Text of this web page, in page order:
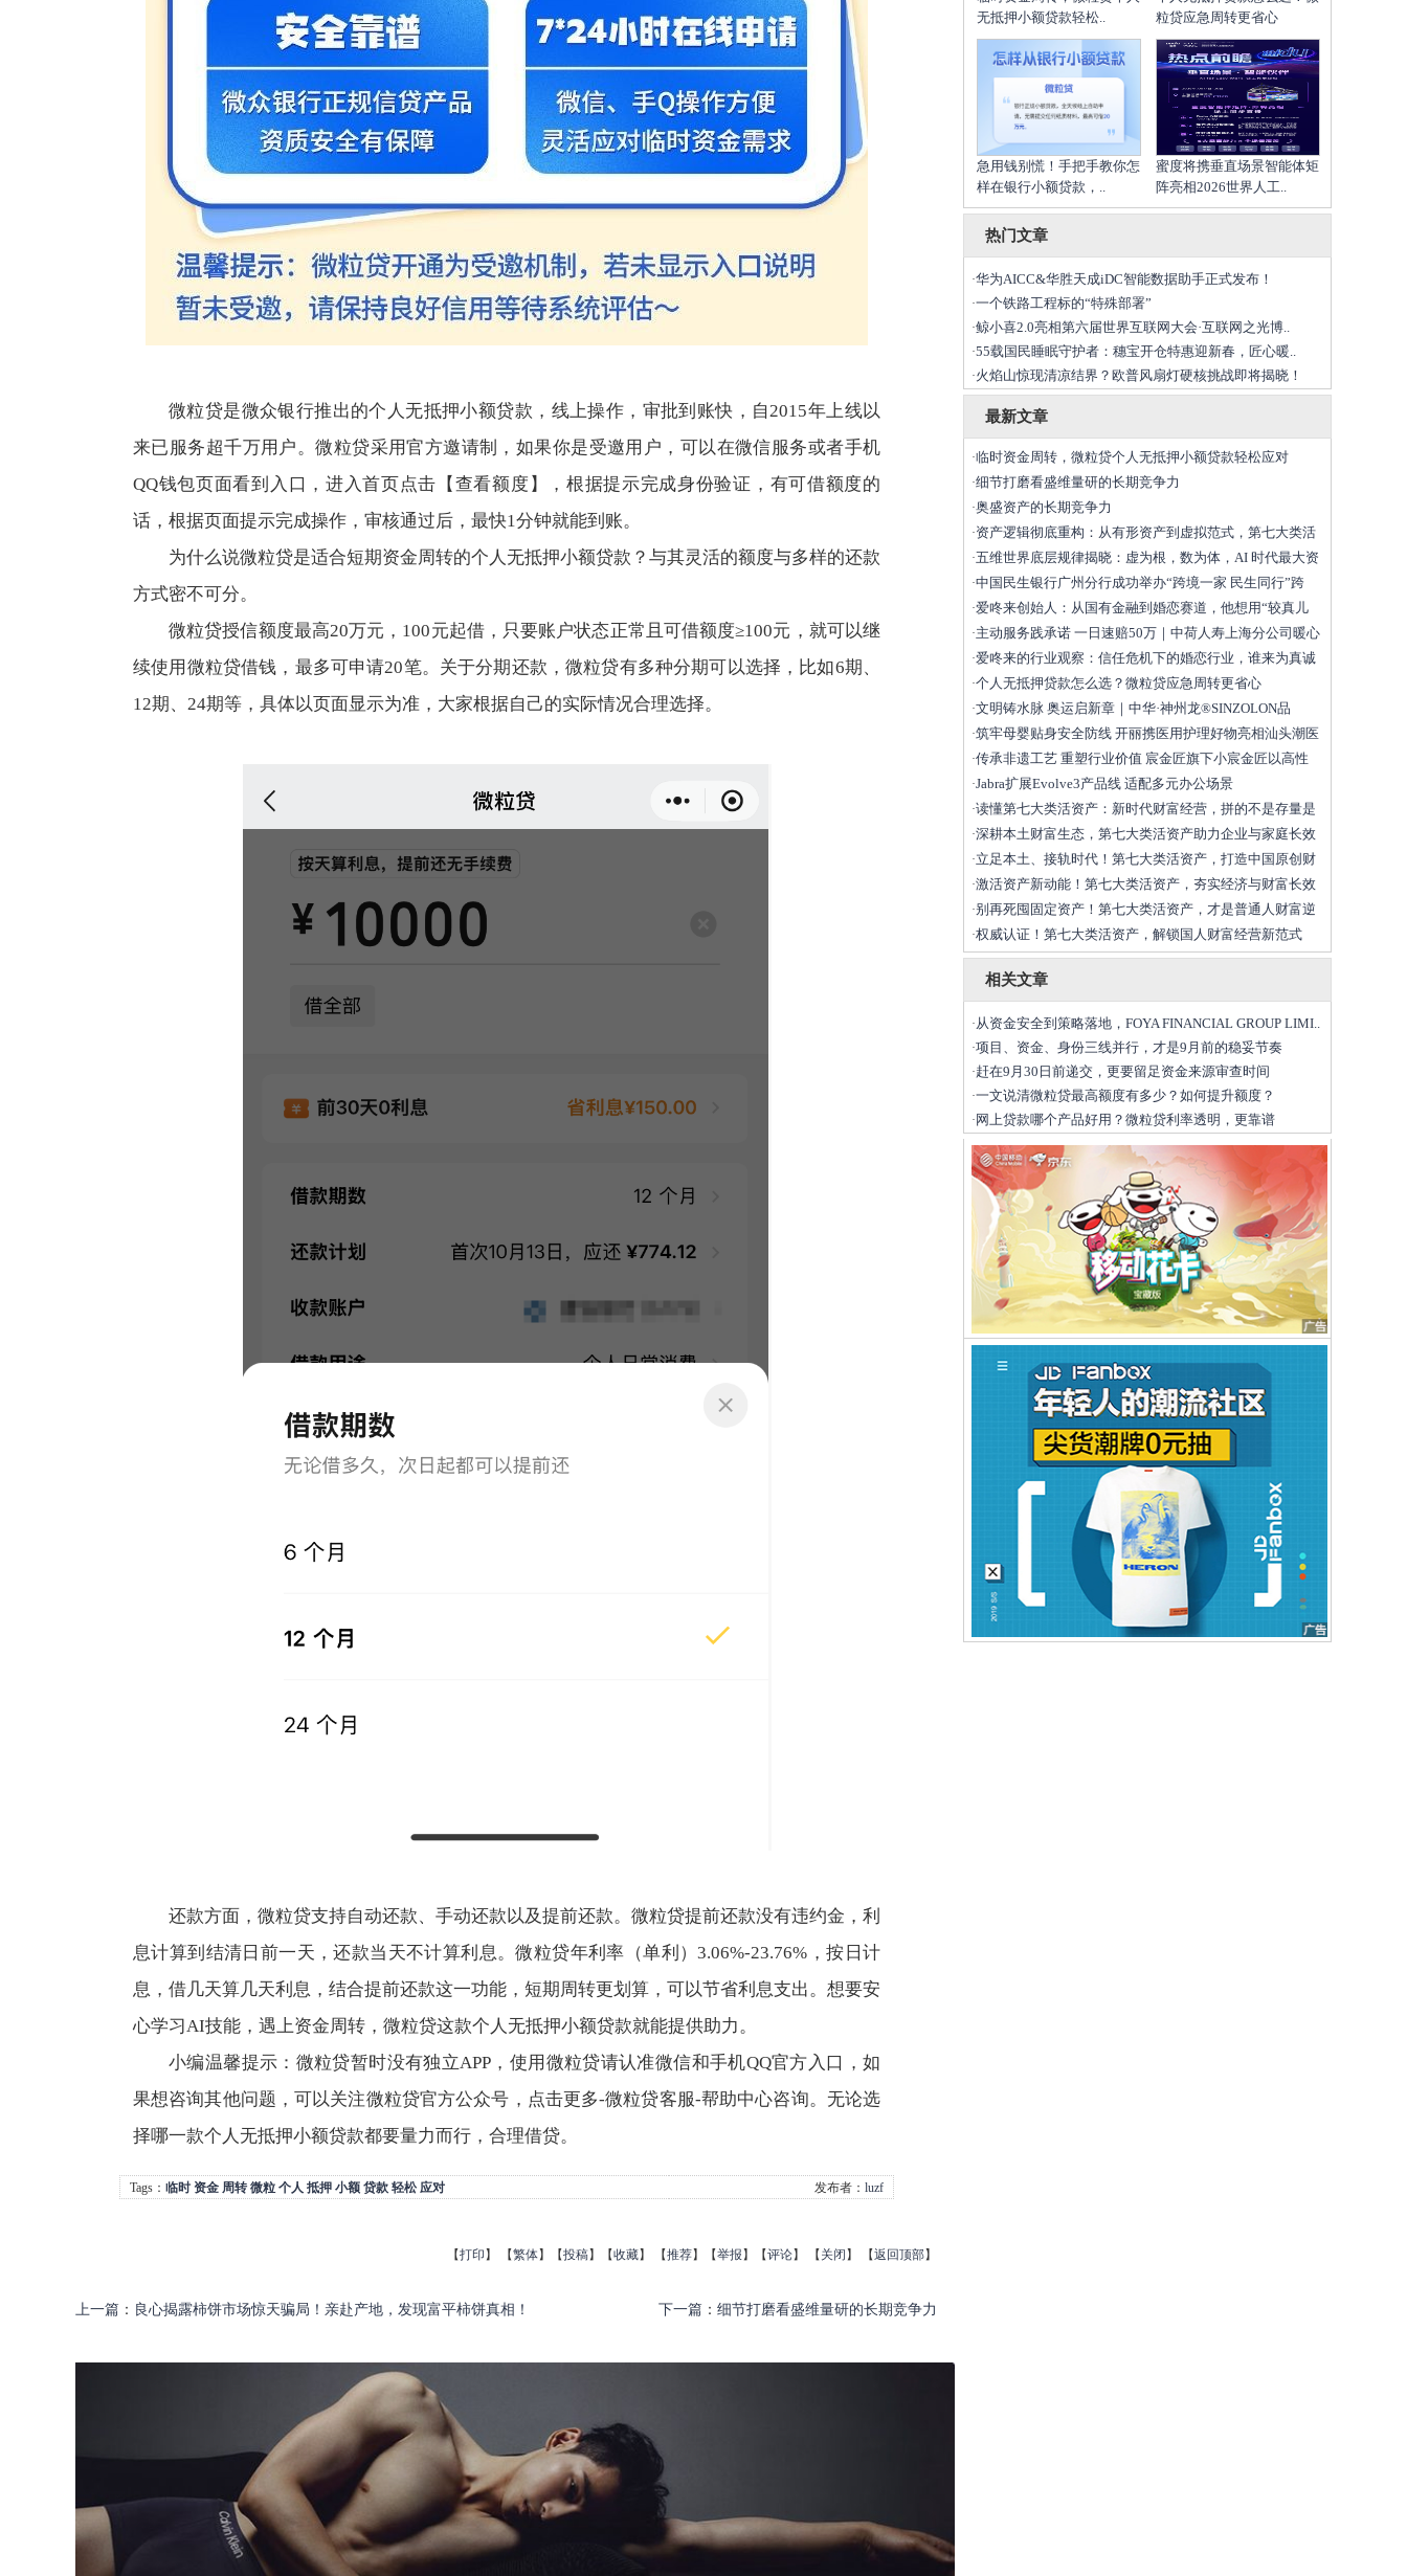
微粒贷是微众银行推出的个人无抵押小额贷款，线上操作，审批到账快，自2015年上线以
来已服务超千万用户。微粒贷采用官方邀请制，如果你是受邀用户，可以在微信服务或者手机
QQ钱包页面看到入口，进入首页点击【查看额度】，根据提示完成身份验证，有可借额度的
话，根据页面提示完成操作，审核通过后，最快1分钟就能到账。
为什么说微粒贷是适合短期资金周转的个人无抵押小额贷款？与其灵活的额度与多样的还款
方式密不可分。
微粒贷授信额度最高20万元，100元起借，只要账户状态正常且可借额度≥100元，就可以继
续使用微粒贷借钱，最多可申请20笔。关于分期还款，微粒贷有多种分期可以选择，比如6期、
12期、24期等，具体以页面显示为准，大家根据自己的实际情况合理选择。
还款方面，微粒贷支持自动还款、手动还款以及提前还款。微粒贷提前还款没有违约金，利
息计算到结清日前一天，还款当天不计算利息。微粒贷年利率（单利）3.06%-23.76%，按日计
息，借几天算几天利息，结合提前还款这一功能，短期周转更划算，可以节省利息支出。想要安
心学习AI技能，遇上资金周转，微粒贷这款个人无抵押小额贷款就能提供助力。
小编温馨提示：微粒贷暂时没有独立APP，使用微粒贷请认准微信和手机QQ官方入口，如
果想咨询其他问题，可以关注微粒贷官方公众号，点击更多-微粒贷客服-帮助中心咨询。无论选
择哪一款个人无抵押小额贷款都要量力而行，合理借贷。
Tags： 临时 资金 周转 微粒 个人 抵押 小额 贷款 轻松 应对 发布者： luzf
【打印 】 【繁体】【投稿】【收藏】 【推荐】【举报 】【评论】 【 关闭 】 【返回顶部】
上一篇 ： 良心揭露柿饼市场惊天骗局！亲赴产地，发现富平柿饼真相！ 下一篇 ： 细节打磨看盛维量研的长期竞争力
无抵押小额贷款轻松..
粒贷应急周转更省心
急用钱别慌！手把手教你怎
样在银行小额贷款，..
蜜度将携垂直场景智能体矩
阵亮相2026世界人工..
热门文章
·华为AICC&华胜天成iDC智能数据助手正式发布！
·一个铁路工程标的“特殊部署”
·鲸小喜2.0亮相第六届世界互联网大会·互联网之光博..
·55载国民睡眠守护者：穗宝开仓特惠迎新春，匠心暖..
·火焰山惊现清凉结界？欧普风扇灯硬核挑战即将揭晓！
最新文章
·临时资金周转，微粒贷个人无抵押小额贷款轻松应对
·细节打磨看盛维量研的长期竞争力
·奥盛资产的长期竞争力
·资产逻辑彻底重构：从有形资产到虚拟范式，第七大类活
·五维世界底层规律揭晓：虚为根，数为体，AI 时代最大资
·中国民生银行广州分行成功举办“跨境一家 民生同行”跨
·爱咚来创始人：从国有金融到婚恋赛道，他想用“较真儿
·主动服务践承诺 一日速赔50万｜中荷人寿上海分公司暖心
·爱咚来的行业观察：信任危机下的婚恋行业，谁来为真诚
·个人无抵押贷款怎么选？微粒贷应急周转更省心
·文明铸水脉 奥运启新章｜中华·神州龙®SINZOLON品
·筑牢母婴贴身安全防线 开丽携医用护理好物亮相汕头潮医
·传承非遗工艺 重塑行业价值 宸金匠旗下小宸金匠以高性
·​Jabra扩展Evolve3产品线 适配多元办公场景
·读懂第七大类活资产：新时代财富经营，拼的不是存量是
·深耕本土财富生态，第七大类活资产助力企业与家庭长效
·立足本土、接轨时代！第七大类活资产，打造中国原创财
·激活资产新动能！第七大类活资产，夯实经济与财富长效
·别再死囤固定资产！第七大类活资产，才是普通人财富逆
·权威认证！第七大类活资产，解锁国人财富经营新范式
相关文章
·从资金安全到策略落地，FOYA FINANCIAL GROUP LIMI..
·项目、资金、身份三线并行，才是9月前的稳妥节奏
·赶在9月30日前递交，更要留足资金来源审查时间
·一文说清微粒贷最高额度有多少？如何提升额度？
· 网上贷款哪个产品好用？微粒贷利率透明，更靠谱